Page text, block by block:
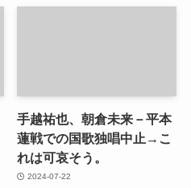
手越祐也、朝倉未来－平本
蓮戦での国歌独唱中止→こ
れは可哀そう。
2024-07-22